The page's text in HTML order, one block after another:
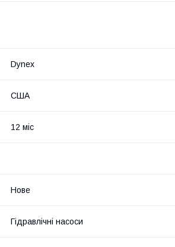
Dynex
США
12 міс
Нове
Гідравлічні насоси